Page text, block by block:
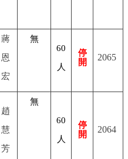
蔣
恩
宏
無
60
人
停
開
2065
趙
慧
芳
無
60
人
停
開
2064